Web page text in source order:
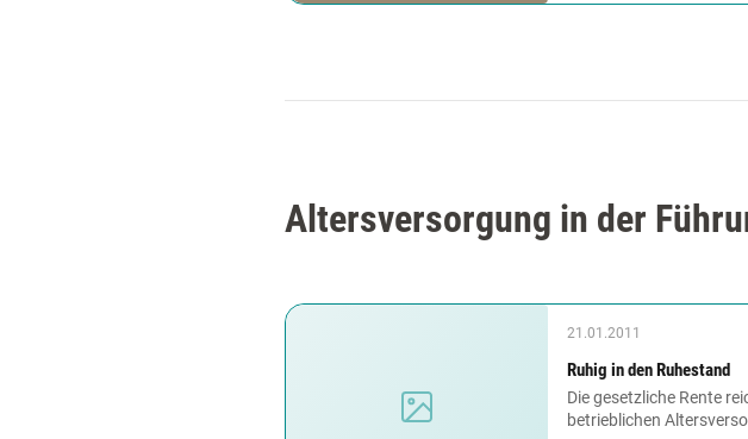
Altersversorgung in der
21.01.2011
Ruhig in den Ruhestand
Die gesetzliche Rente
betrieblichen